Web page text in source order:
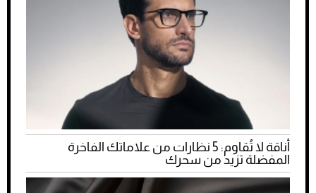
أناقة لا تُقاوم: 5 نظارات من علاماتك الفاخرة
المفضلة تزيد من سحرك